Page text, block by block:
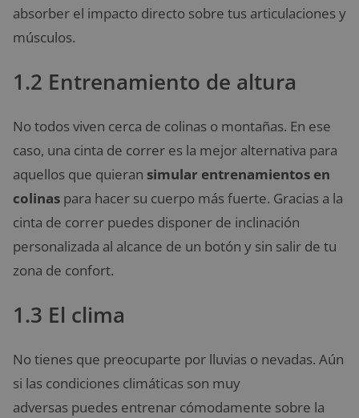
absorber el impacto directo sobre tus articulaciones y
músculos.
1.2 Entrenamiento de altura
No todos viven cerca de colinas o montañas. En ese
caso, una cinta de correr es la mejor alternativa para
aquellos que quieran simular entrenamientos en
colinas para hacer su cuerpo más fuerte. Gracias a la
cinta de correr puedes disponer de inclinación
personalizada al alcance de un botón y sin salir de tu
zona de confort.
1.3 El clima
No tienes que preocuparte por lluvias o nevadas. Aún
si las condiciones climáticas son muy
adversas puedes entrenar cómodamente sobre la